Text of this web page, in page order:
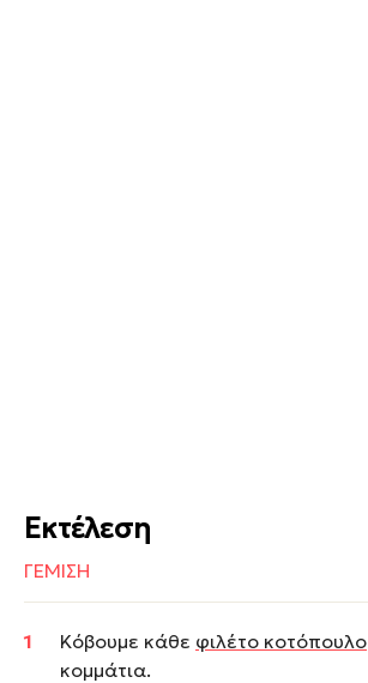
Εκτέλεση
ΓΕΜΙΣΗ
Κόβουμε κάθε φιλέτο κοτόπουλο
κομμάτια.